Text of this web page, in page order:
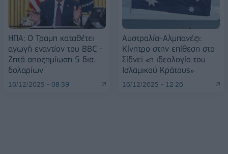
ΗΠΑ: O Τραμπ καταθέτει
αγωγή εναντίον του BBC -
Ζητά αποζημίωση 5 δισ.
δολαρίων
16/12/2025 - 08:59
Αυστραλία-Αλμπανέζι:
Κίνητρο στην επίθεση στο
Σίδνεϊ «η ιδεολογία του
Ισλαμικού Κράτους»
16/12/2025 - 12:26